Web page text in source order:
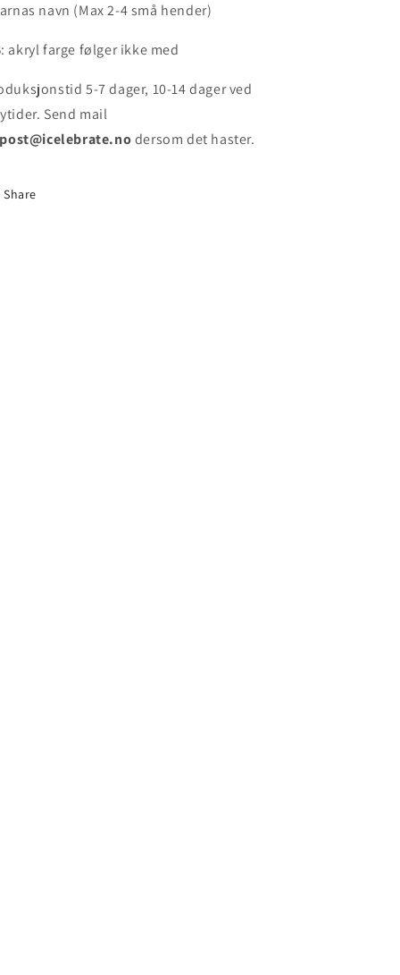
navn (Max 2-4 små hender)
akryl farge følger ikke med
5-7 dager, 10-14 dager ved
Send mail
post@icelebrate.nodersom det haster.
Share